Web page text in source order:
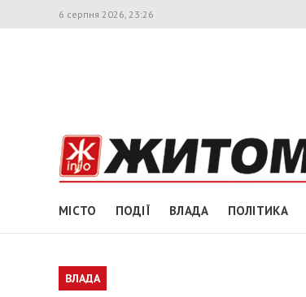
6 серпня 2026, 23:26
МІСТО ПОДІЇ ВЛАДА ПОЛІТИКА
ВЛАДА